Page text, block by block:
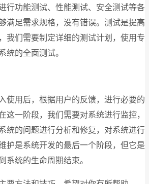
行功能测试、性能测试、安全测试等各
满足需求规格，没有错误。测试是提高
我们需要制定详细的测试计划，使用专
统的全面测试。
使用后，根据用户的反馈，进行必要的
这一阶段，我们需要对系统进行监控，
统的问题进行分析和修复，对系统进行
护是系统开发的最后一个阶段，但它是
系统的生命周期结束。